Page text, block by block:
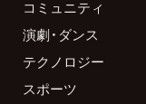
コミュニティ
演劇・ダンス
テクノロジー
スポーツ